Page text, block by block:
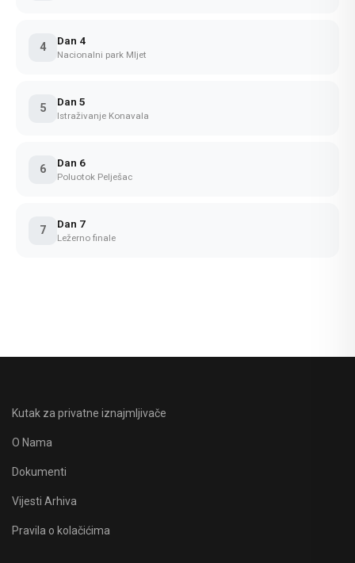
4 Dan 4
Nacionalni park Mljet
5 Dan 5
Istraživanje Konavala
6 Dan 6
Poluotok Pelješac
7 Dan 7
Ležerno finale
Kutak za privatne iznajmljivače
O Nama
Dokumenti
Vijesti Arhiva
Pravila o kolačićima